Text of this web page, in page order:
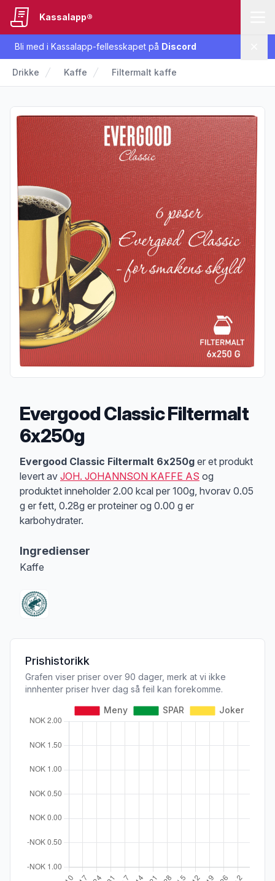
Bli med i Kassalapp-fellesskapet på Discord
Kassalapp®
Drikke Kaffe Filtermalt kaffe
Evergood Classic Filtermalt
6x250g
Produktbeskrivelse
Evergood Classic Filtermalt 6x250g er et produkt
levert av JOH. JOHANNSON KAFFE AS og
produktet inneholder 2.00 kcal per 100g, hvorav 0.05
g er fett, 0.28g er proteiner og 0.00 g er
karbohydrater.
Ingredienser
Kaffe
Prishistorikk
Grafen viser priser over 90 dager, merk at vi ikke
innhenter priser hver dag så feil kan forekomme.